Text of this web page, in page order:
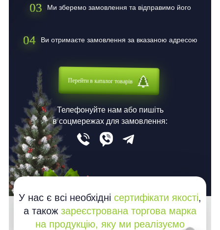
03 Ми зберемо замовлення та відправимо його
04 Ви отримаєте замовлення за вказаною адресою
Перейти в каталог товарів
Телефонуйте нам або пишіть
в соцмережах для замовлення:
У нас є всі необхідні сертифікати якості,
а також зареєстрована торгова марка
на продукцію, яку ми реалізуємо